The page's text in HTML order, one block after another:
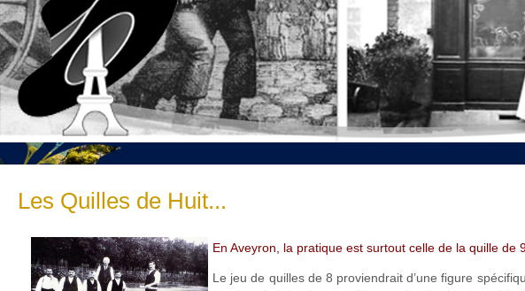
Les Quilles de Huit...
En Aveyron, la pratique est surtout celle de la quille de
Le jeu de quilles de 8 proviendrait d’une figure